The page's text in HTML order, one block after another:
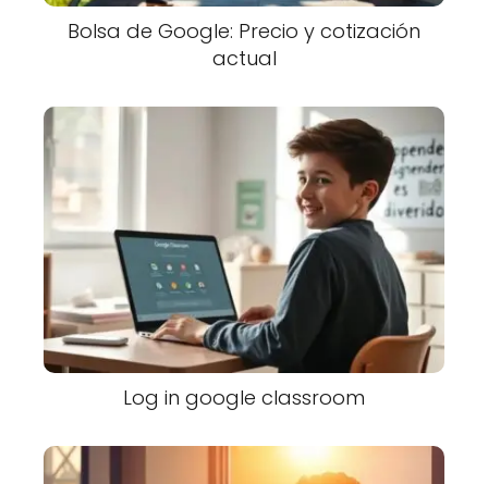
Bolsa de Google: Precio y cotización
actual
Log in google classroom